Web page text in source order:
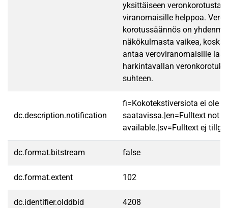
yksittäiseen veronkorotusta-
viranomaisille helppoa.
korotussäännös on
näkökulmasta vaikea, koska
antaa veroviranomaisille
harkintavallan
suhteen.
dc.description.notification
fi=Kokotekstiversiota ei ole
saatavissa.|en=Fulltext not
available.|sv=Fulltext ej
dc.format.bitstream false
dc.format.extent 102
dc.identifier.olddbid 4208